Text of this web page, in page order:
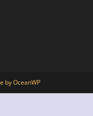
by OceanWP